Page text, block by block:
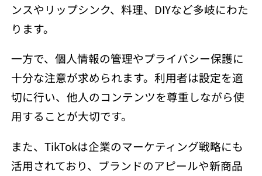
ンスやリップシンク、料理、DIYなど多岐にわた
ります。
一方で、個人情報の管理やプライバシー保護に
十分な注意が求められます。 利用者は設定を適
切に行い、他人のコンテンツを尊重しながら使
用することが大切です。
また、TikTokは企業のマーケティング戦略にも
活用されており、ブランドのアピールや新商品